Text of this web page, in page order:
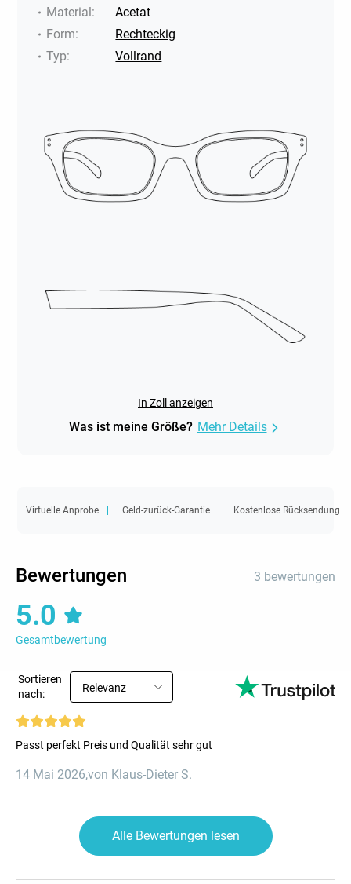
Material:
Acetat
Form:
Rechteckig
Typ: Vollrand
In Zoll anzeigen
Was ist meine Größe? Mehr Details
Virtuelle Anprobe Geld-zurück-Garantie Kostenlose Rücksendung
Bewertungen 3 bewertungen
5.0
Gesamtbewertung
Sortieren
nach:
Relevanz
Passt perfekt Preis und Qualität sehr gut
14 Mai 2026,von Klaus-Dieter S.
Alle Bewertungen lesen